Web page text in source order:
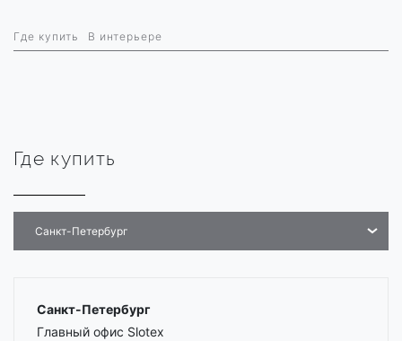
Где купить В интерьере
Где купить
Санкт-Петербург
Санкт-Петербург
Главный офис Slotex